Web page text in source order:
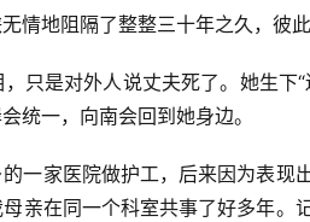
情地阻隔了整整三十年之久，彼此
只是对外人说丈夫死了。她生下
统一，向南会回到她身边。
一家医院做护工，后来因为表现
亲在同一个科室共事了好多年。